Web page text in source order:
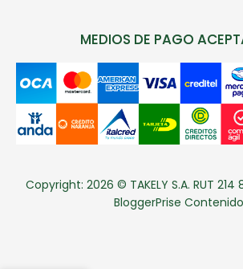
MEDIOS DE PAGO
Copyright: 2026 © TAKELY S.A. RUT 214
BloggerPrise